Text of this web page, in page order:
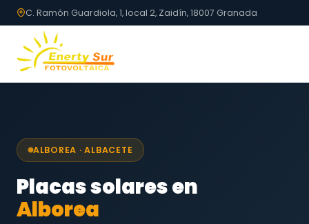
C. Ramón Guardiola, 1, local 2, Zaidín, 18007 Granada
ALBOREA · ALBACETE
Placas solares en
Alborea